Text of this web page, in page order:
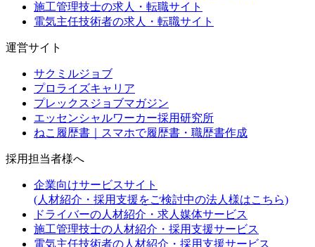
施工管理技士の求人・転職サイト
電気主任技術者の求人・転職サイト
運営サイト
サクミルジョブ
プロライズキャリア
プレックスジョブマガジン
エッセンシャルワーカー採用研究所
ねこ履歴書｜スマホで履歴書・職歴書作成
採用担当者様へ
企業向けサービスサイト
(人材紹介・採用支援をご検討中の法人様はこちら)
ドライバーの人材紹介・求人媒体サービス
施工管理技士の人材紹介・採用支援サービス
電気主任技術者の人材紹介・採用支援サービス